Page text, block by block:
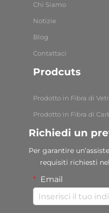
Chi Siamo
Notizie
Blog
Contattaci
Prodcuts
Prodotto in Fibra di
Prodotto in Fibra di
Richiedi un
Per garantire
requisiti richiesti
Email